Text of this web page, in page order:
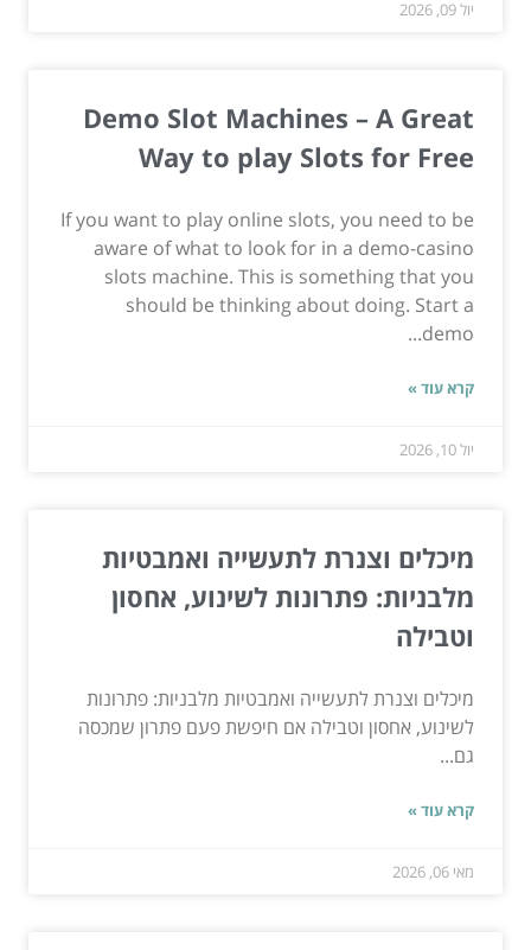
יול 09, 2026
Demo Slot Machines – A Great
Way to play Slots for Free
If you want to play online slots, you need to be
aware of what to look for in a demo-casino
slots machine. This is something that you
should be thinking about doing. Start a
demo...
קרא עוד »
יול 10, 2026
מיכלים וצנרת לתעשייה ואמבטיות
מלבניות: פתרונות לשינוע, אחסון
וטבילה
מיכלים וצנרת לתעשייה ואמבטיות מלבניות: פתרונות
לשינוע, אחסון וטבילה אם חיפשת פעם פתרון שמכסה
גם...
קרא עוד »
מאי 06, 2026